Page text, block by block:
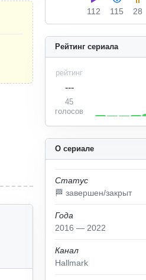
112 115 28
О сериале
Статус
🏁 завершен/закрыт
Года
2016 — 2022
Канал
Hallmark
Рейтинг сериала
рейтинг
---
45
голосов